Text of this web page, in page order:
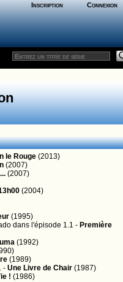
Inscription Connexion
le Rouge (2013)
(2007)
(2007)
(2004)
(1995)
dans l'épisode 1.1 - Première
(1992)
(1989)
- Une Livre de Chair (1987)
! (1986)